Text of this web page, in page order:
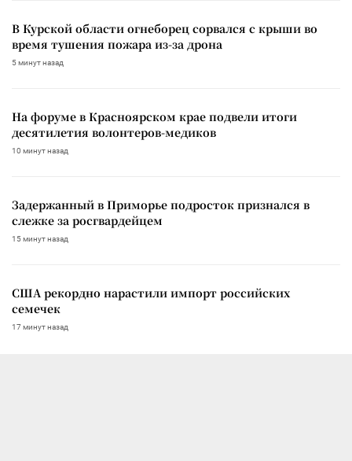
В Курской области огнеборец сорвался с крыши во
время тушения пожара из-за дрона
5 минут назад
На форуме в Красноярском крае подвели итоги
десятилетия волонтеров-медиков
10 минут назад
Задержанный в Приморье подросток признался в
слежке за росгвардейцем
15 минут назад
США рекордно нарастили импорт российских
семечек
17 минут назад